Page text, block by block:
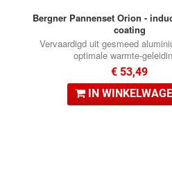
Bergner Pannenset Orion -
coating
Vervaardigd uit gesmeed
optimale warmte-
€ 53,49
IN